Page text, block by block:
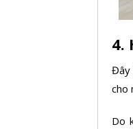
4.
Đây
cho
Do